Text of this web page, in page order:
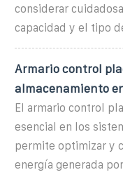
considerar
capacidad y el tipo
Armario control
almacenamiento
El armario control
esencial en los
permite optimizar y
energía generada